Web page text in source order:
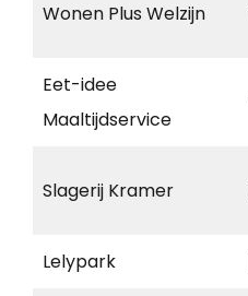
Wonen Plus Welzijn
Eet-idee
Maaltijdservice
Slagerij Kramer
Lelypark